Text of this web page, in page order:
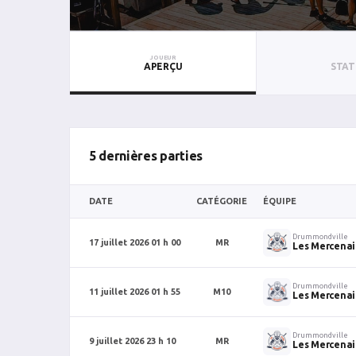
JOUEUR
APERÇU
5 dernières parties
DATE CATÉGORIE ÉQUIPE
17 juillet 2026 01 h 00 MR
Drummondville
Les
11 juillet 2026 01 h 55 M10
Drummondville
Les
9 juillet 2026 23 h 10 MR
Drummondville
Les